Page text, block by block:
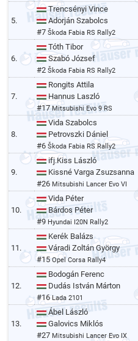
5.
Trencsényi Vince
Adorján Szabolcs
#7Škoda Fabia RS Rally2
6.
Tóth Tibor
Szabó József
#2Škoda Fabia RS Rally2
7.
Rongits Attila
Hannus Laszló
#17Mitsubishi Evo 9 RS
8.
Vida Szabolcs
Petrovszki Dániel
#6Škoda Fabia RS Rally2
9.
ifj.Kiss László
Kissné Varga Zsuzsanna
#26 Mitsubishi Lancer Evo VI
10.
Vida Péter
Bárdos Péter
#9 Hyundai I20N Rally2
11.
Kerék Balázs
Váradi Zoltán György
#15Opel Corsa Rally4
12.
Bodogán Ferenc
Dudás István Márton
#16Lada 2101
13.
Ábel László
Galovics Miklós
#27 Mitsubishi Lancer Evo IX